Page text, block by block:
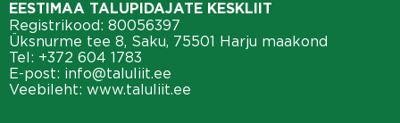
EESTIMAA TALUPIDAJATE KESKLIIT
Registrikood: 80056397
Üksnurme tee 8, Saku, 75501 Harju maakond
Tel: +372 604 1783
E-post: info@taluliit.ee
Veebileht: www.taluliit.ee